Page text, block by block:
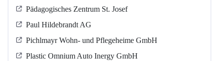
Pädagogisches Zentrum St. Josef
Paul Hildebrandt AG
Pichlmayr Wohn- und Pflegeheime GmbH
Plastic Omnium Auto Inergy GmbH